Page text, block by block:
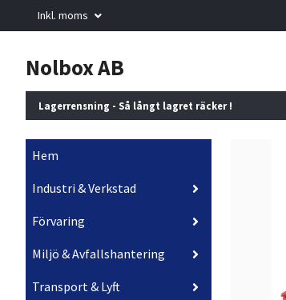
Inkl. moms
Nolbox AB
Lagerrensning - Så långt lagret räcker !
Hem
Industri & Verkstad
Förvaring
Miljö & Avfallshantering
Transport & Lyft